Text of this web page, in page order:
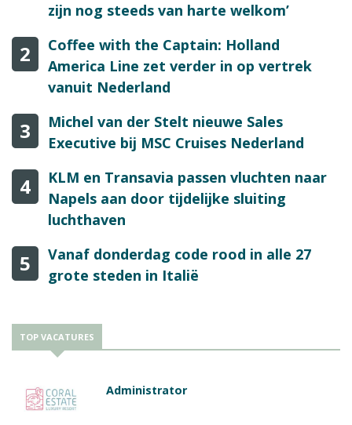
zijn nog steeds van harte welkom’
2
Coffee with the Captain: Holland
America Line zet verder in op vertrek
vanuit Nederland
3
Michel van der Stelt nieuwe Sales
Executive bij MSC Cruises Nederland
4
KLM en Transavia passen vluchten naar
Napels aan door tijdelijke sluiting
luchthaven
5
Vanaf donderdag code rood in alle 27
grote steden in Italië
TOP VACATURES
Administrator